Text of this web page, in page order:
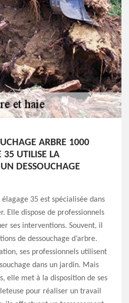
ARBRE 1000
35 UTILISE LA
DESSOUCHAGE
35 est spécialisée dans
Elle dispose de professionnels
ses interventions. Souvent, il
de dessouchage d’arbre.
ses professionnels utilisent
dans un jardin. Mais
elle met à la disposition de ses
pour réaliser un travail